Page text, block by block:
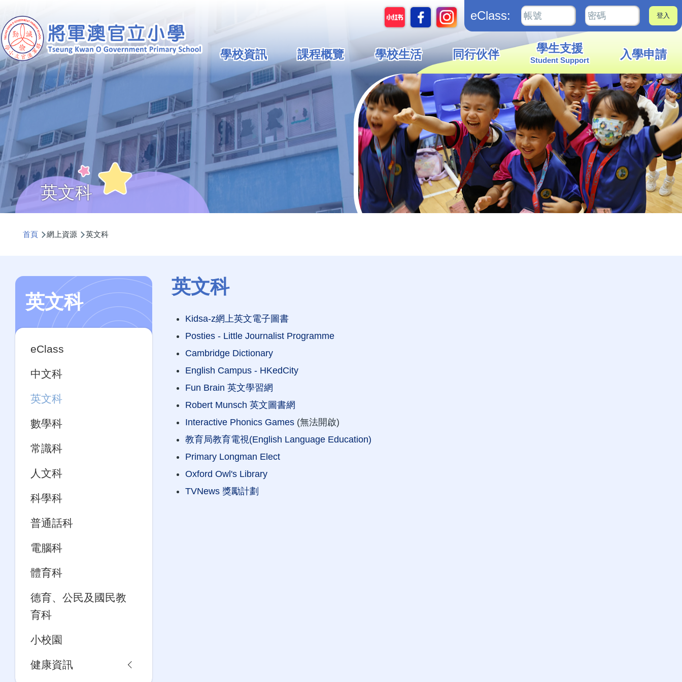
eClass:
Main
navigation
學校資訊 課程概覽 學校生活 同行伙伴 學生支援
Student Support 入學申請
英文科
航
結
首頁 網上資源 英文科
英文科
Kidsa-z網上英文電子圖書
Posties - Little Journalist Programme
Cambridge Dictionary
English Campus - HKedCity
Fun Brain 英文學習網
Robert Munsch 英文圖書網
Interactive Phonics Games (無法開啟)
教育局教育電視(English Language Education)
Primary Longman Elect
Oxford Owl's Library
TVNews 獎勵計劃
英文科
Main
navigation
eClass
中文科
英文科
數學科
常識科
人文科
科學科
普通話科
電腦科
體育科
德育、公民及國民教
育科
小校園
健康資訊